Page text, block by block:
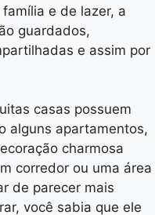
e de lazer, a
guardados,
e assim por
casas possuem
alguns apartamentos,
charmosa
corredor ou uma área
de parecer mais
você sabia que ele